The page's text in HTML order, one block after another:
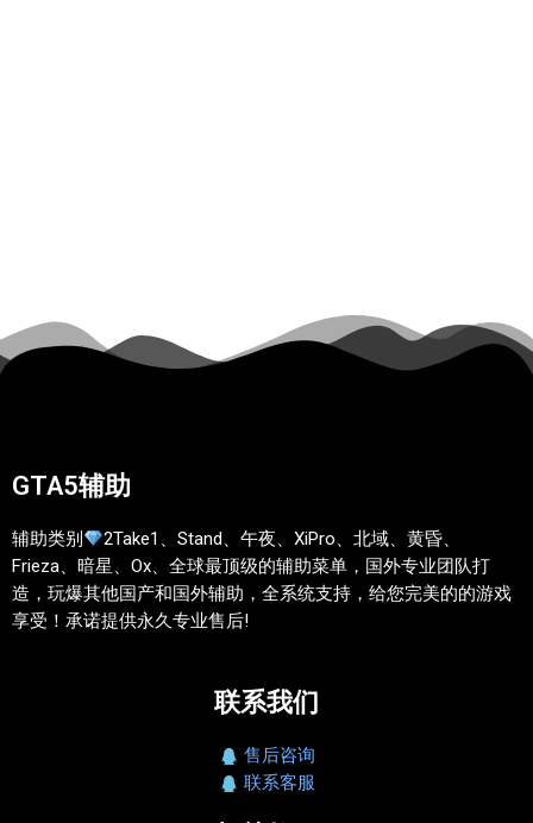
GTA5辅助
辅助类别
2Take1、Stand、午夜、XiPro、北域、黄昏、
Frieza、暗星、Ox、全球最顶级的辅助菜单，国外专业团队打
造，玩爆其他国产和国外辅助，全系统支持，给您完美的的游戏
享受！承诺提供永久专业售后!
联系我们
售后咨询
联系客服